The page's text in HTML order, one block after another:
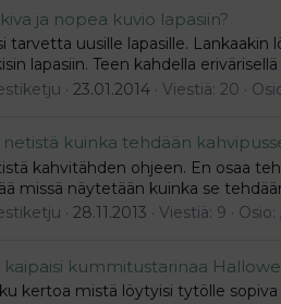
ja nopea kuvio lapasiin?
tarvetta uusille lapasille.
lapasiin. Teen kahdella
23.01.2014 Viestiä: 20
kuinka tehdään
kahvitähden ohjeen. En osaa
missä näytetään kuinka se
28.11.2013 Viestiä: 9 Osio:
kaipaisi kummitustarinaa
kertoa mistä löytyisi tytölle